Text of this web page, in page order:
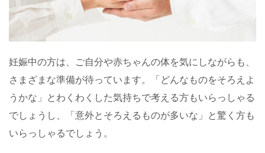
妊娠中の方は、ご自分や赤ちゃんの体を気にしながらも、
さまざまな準備が待っています。「どんなものをそろえよ
うかな」とわくわくした気持ちで考える方もいらっしゃる
でしょうし、「意外とそろえるものが多いな」と驚く方も
いらっしゃるでしょう。